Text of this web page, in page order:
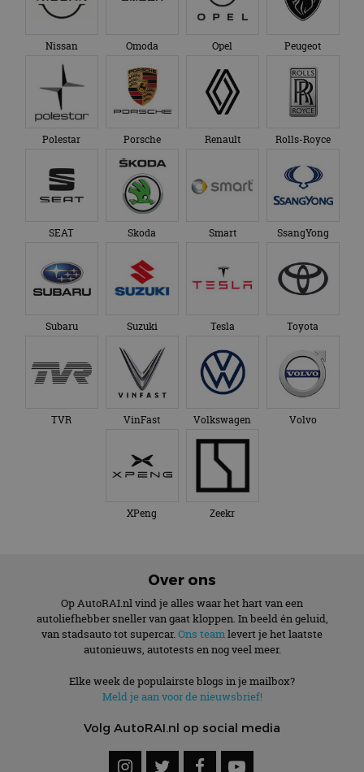
Nissan Omoda Opel Peugeot
Polestar Porsche Renault Rolls-Royce
SEAT Skoda Smart SsangYong
Subaru Suzuki Tesla Toyota
TVR VinFast Volkswagen Volvo
XPeng Zeekr
Over ons
Op AutoRAI.nl vind je alles waar het hart van een
autoliefhebber sneller van gaat kloppen. In beeld én geluid,
van stadsauto tot supercar. Ons teamlevert je het laatste
autonieuws, autotests en nog veel meer.
Elke week de populairste blogs in je mailbox?
Meld je aan voor de nieuwsbrief!
Volg AutoRAI.nl op social media